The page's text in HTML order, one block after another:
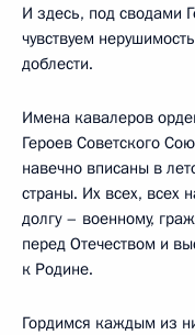
И здесь, под сводами
чувствуем
доблести.
Имена кавалеров
Героев Советского
навечно вписаны в
страны. Их всех, всех
долгу – военному,
перед Отечеством и
к Родине.
Гордимся каждым из